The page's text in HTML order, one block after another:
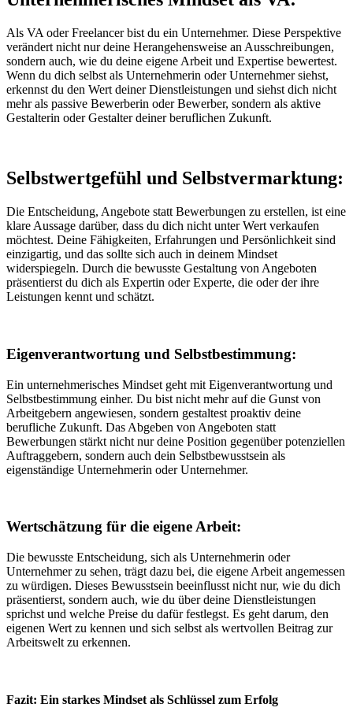
Als VA oder Freelancer bist du ein Unternehmer. Diese Perspektive
verändert nicht nur deine Herangehensweise an Ausschreibungen,
sondern auch, wie du deine eigene Arbeit und Expertise bewertest.
Wenn du dich selbst als Unternehmerin oder Unternehmer siehst,
erkennst du den Wert deiner Dienstleistungen und siehst dich nicht
mehr als passive Bewerberin oder Bewerber, sondern als aktive
Gestalterin oder Gestalter deiner beruflichen Zukunft.
Selbstwertgefühl und Selbstvermarktung:
Die Entscheidung, Angebote statt Bewerbungen zu erstellen, ist eine
klare Aussage darüber, dass du dich nicht unter Wert verkaufen
möchtest. Deine Fähigkeiten, Erfahrungen und Persönlichkeit sind
einzigartig, und das sollte sich auch in deinem Mindset
widerspiegeln. Durch die bewusste Gestaltung von Angeboten
präsentierst du dich als Expertin oder Experte, die oder der ihre
Leistungen kennt und schätzt.
Eigenverantwortung und Selbstbestimmung:
Ein unternehmerisches Mindset geht mit Eigenverantwortung und
Selbstbestimmung einher. Du bist nicht mehr auf die Gunst von
Arbeitgebern angewiesen, sondern gestaltest proaktiv deine
berufliche Zukunft. Das Abgeben von Angeboten statt
Bewerbungen stärkt nicht nur deine Position gegenüber potenziellen
Auftraggebern, sondern auch dein Selbstbewusstsein als
eigenständige Unternehmerin oder Unternehmer.
Wertschätzung für die eigene Arbeit:
Die bewusste Entscheidung, sich als Unternehmerin oder
Unternehmer zu sehen, trägt dazu bei, die eigene Arbeit angemessen
zu würdigen. Dieses Bewusstsein beeinflusst nicht nur, wie du dich
präsentierst, sondern auch, wie du über deine Dienstleistungen
sprichst und welche Preise du dafür festlegst. Es geht darum, den
eigenen Wert zu kennen und sich selbst als wertvollen Beitrag zur
Arbeitswelt zu erkennen.
Fazit: Ein starkes Mindset als Schlüssel zum Erfolg